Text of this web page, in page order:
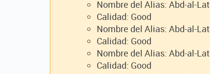
Nombre del Alias: Abd-al-
Calidad: Good
Nombre del Alias: Abd-al-
Calidad: Good
Nombre del Alias: Abd-al-
Calidad: Good